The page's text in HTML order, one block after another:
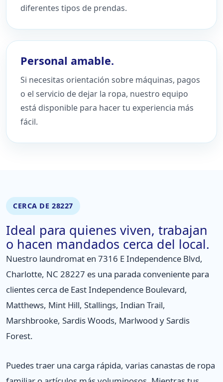
diferentes tipos de prendas.
Personal amable.
Si necesitas orientación sobre máquinas, pagos
o el servicio de dejar la ropa, nuestro equipo
está disponible para hacer tu experiencia más
fácil.
CERCA DE 28227
Ideal para quienes viven, trabajan
o hacen mandados cerca del local.
Nuestro laundromat en 7316 E Independence Blvd,
Charlotte, NC 28227 es una parada conveniente para
clientes cerca de East Independence Boulevard,
Matthews, Mint Hill, Stallings, Indian Trail,
Marshbrooke, Sardis Woods, Marlwood y Sardis
Forest.
Puedes traer una carga rápida, varias canastas de ropa